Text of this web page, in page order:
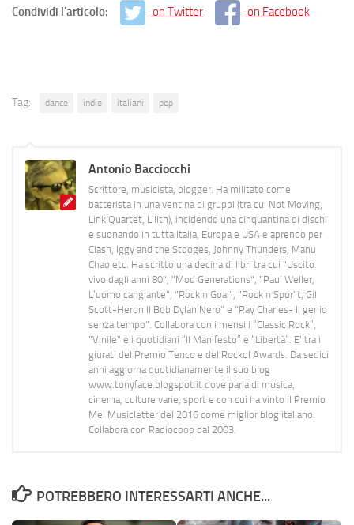
Condividi l'articolo: on Twitter on Facebook
Tag: dance indie italiani pop
Antonio Bacciocchi
Scrittore, musicista, blogger. Ha militato come
batterista in una ventina di gruppi (tra cui Not Moving,
Link Quartet, Lilith), incidendo una cinquantina di dischi
e suonando in tutta Italia, Europa e USA e aprendo per
Clash, Iggy and the Stooges, Johnny Thunders, Manu
Chao etc. Ha scritto una decina di libri tra cui "Uscito
vivo dagli anni 80", "Mod Generations", "Paul Weller,
L’uomo cangiante", "Rock n Goal", "Rock n Spor"t, Gil
Scott-Heron Il Bob Dylan Nero" e "Ray Charles- Il genio
senza tempo". Collabora con i mensili “Classic Rock”,
"Vinile" e i quotidiani “Il Manifesto” e “Libertà”. E' tra i
giurati del Premio Tenco e del Rockol Awards. Da sedici
anni aggiorna quotidianamente il suo blog
www.tonyface.blogspot.it dove parla di musica,
cinema, culture varie, sport e con cui ha vinto il Premio
Mei Musicletter del 2016 come miglior blog italiano.
Collabora con Radiocoop dal 2003.
POTREBBERO INTERESSARTI ANCHE...